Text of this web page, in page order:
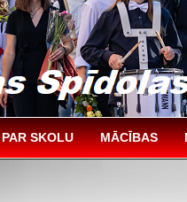
PAR SKOLU MĀCĪBAS